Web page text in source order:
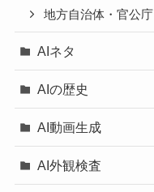
地方自治体・官公庁
AIネタ
AIの歴史
AI動画生成
AI外観検査